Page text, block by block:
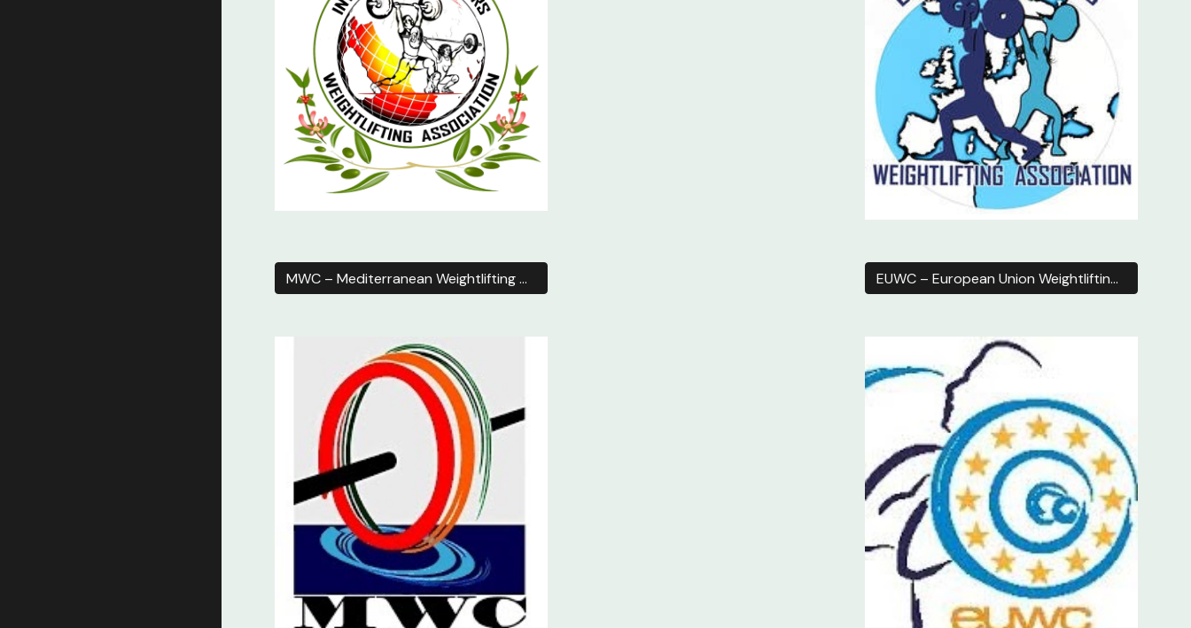
MWC – Mediterranean Weightlifting Confederation EUWC – European Union Weightlifting Confederation